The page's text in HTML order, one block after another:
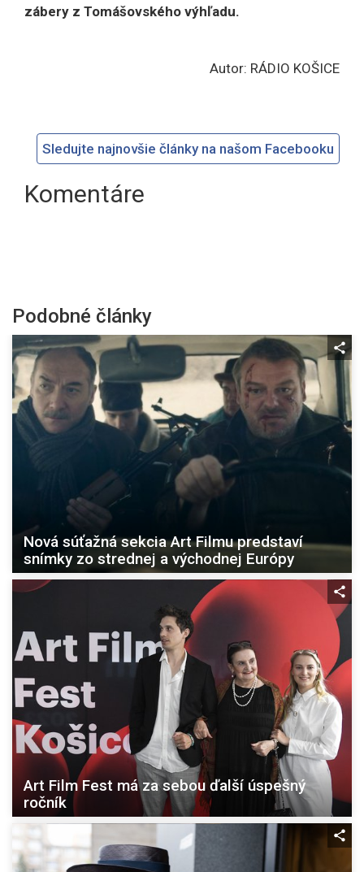
zábery z Tomášovského výhľadu.
Autor: RÁDIO KOŠICE
Sledujte najnovšie články na našom Facebooku
Komentáre
Podobné články
Nová súťažná sekcia Art Filmu predstaví
snímky zo strednej a východnej Európy
Art Film Fest má za sebou ďalší úspešný
ročník